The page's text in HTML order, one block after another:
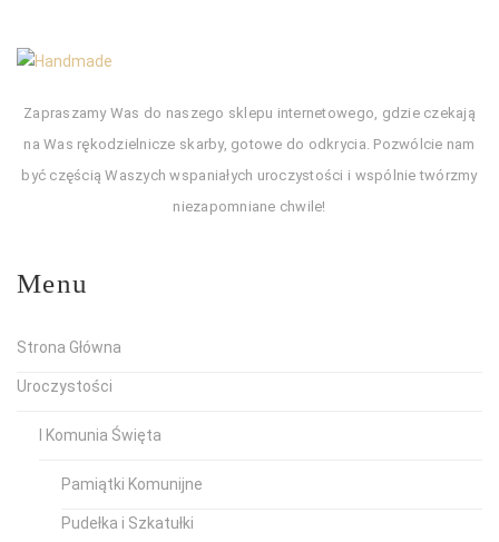
Zapraszamy Was do naszego sklepu internetowego, gdzie czekają
na Was rękodzielnicze skarby, gotowe do odkrycia. Pozwólcie nam
być częścią Waszych wspaniałych uroczystości i wspólnie twórzmy
niezapomniane chwile!
Menu
Strona Główna
Uroczystości
I Komunia Święta
Pamiątki Komunijne
Pudełka i Szkatułki